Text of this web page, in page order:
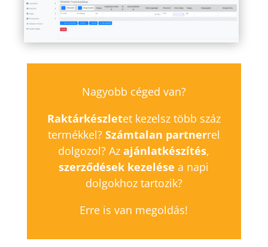
Nagyobb céged van?
Raktárkészletet kezelsz több száz
termékkel? Számtalan partnerrel
dolgozol? Azajánlatkészítés,
szerződések kezelése a napi
dolgokhoz tartozik?
Erre is van megoldás!